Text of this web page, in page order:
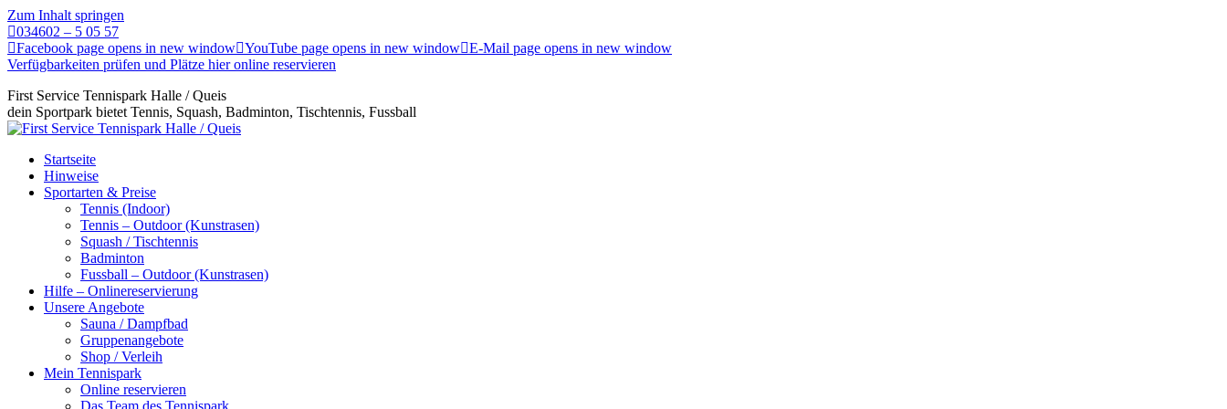
Zum Inhalt springen
034602 – 5 05 57
Facebook page opens in new window YouTube page opens in new window E-Mail page opens in new window
Verfügbarkeiten prüfen und Plätze hier online reservieren
First Service Tennispark Halle / Queis
dein Sportpark bietet Tennis, Squash, Badminton, Tischtennis, Fussball
Startseite
Hinweise
Sportarten & Preise
Tennis (Indoor)
Tennis – Outdoor (Kunstrasen)
Squash / Tischtennis
Badminton
Fussball – Outdoor (Kunstrasen)
Hilfe – Onlinereservierung
Unsere Angebote
Sauna / Dampfbad
Gruppenangebote
Shop / Verleih
Mein Tennispark
Online reservieren
Das Team des Tennispark